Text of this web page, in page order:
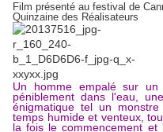
Film présenté au festival de
Quinzaine des Réalisateurs
Un homme empalé sur
péniblement dans l'eau,
énigmatique tel un
temps humide et venteux,
la fois le commencement